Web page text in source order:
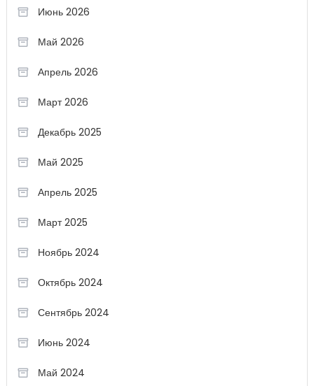
Июнь 2026
Май 2026
Апрель 2026
Март 2026
Декабрь 2025
Май 2025
Апрель 2025
Март 2025
Ноябрь 2024
Октябрь 2024
Сентябрь 2024
Июнь 2024
Май 2024